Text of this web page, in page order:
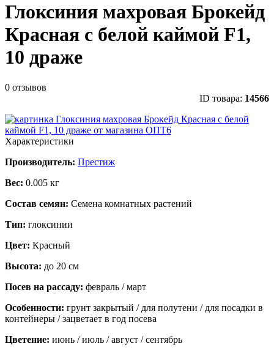
Глоксиния махровая Брокейд
Красная с белой каймой F1,
10 драже
0 отзывов
ID товара: 14566
Характеристики
Производитель: Престиж
Вес: 0.005 кг
Состав семян: Семена комнатных растений
Тип: глоксинии
Цвет: Красный
Высота: до 20 см
Посев на рассаду: февраль / март
Особенности: грунт закрытый / для полутени / для посадки в
контейнеры / зацветает в год посева
Цветение: июнь / июль / август / сентябрь